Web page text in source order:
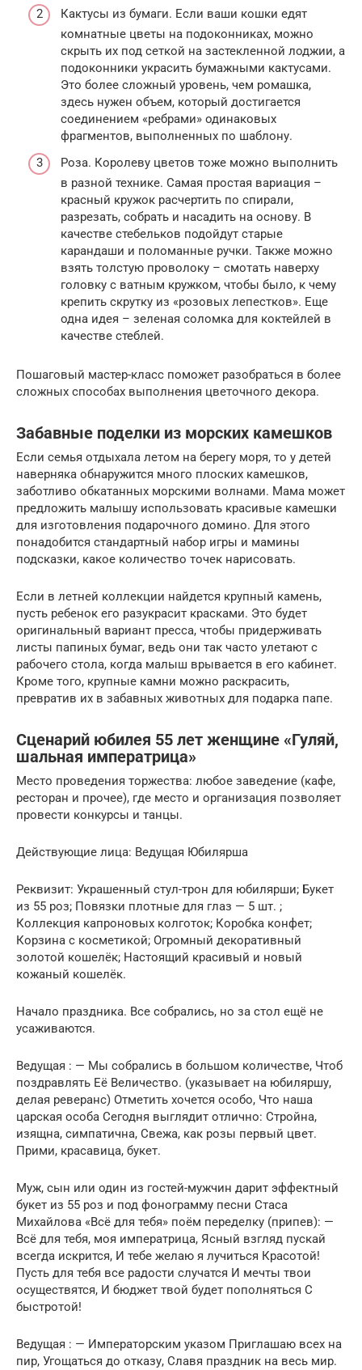
Кактусы из бумаги. Если ваши кошки едят
комнатные цветы на подоконниках, можно
скрыть их под сеткой на застекленной лоджии, а
подоконники украсить бумажными кактусами.
Это более сложный уровень, чем ромашка,
здесь нужен объем, который достигается
соединением «ребрами» одинаковых
фрагментов, выполненных по шаблону.
Роза. Королеву цветов тоже можно выполнить
в разной технике. Самая простая вариация –
красный кружок расчертить по спирали,
разрезать, собрать и насадить на основу. В
качестве стебельков подойдут старые
карандаши и поломанные ручки. Также можно
взять толстую проволоку – смотать наверху
головку с ватным кружком, чтобы было, к чему
крепить скрутку из «розовых лепестков». Еще
одна идея – зеленая соломка для коктейлей в
качестве стеблей.
Пошаговый мастер-класс поможет разобраться в более
сложных способах выполнения цветочного декора.
Забавные поделки из морских камешков
Если семья отдыхала летом на берегу моря, то у детей
наверняка обнаружится много плоских камешков,
заботливо обкатанных морскими волнами. Мама может
предложить малышу использовать красивые камешки
для изготовления подарочного домино. Для этого
понадобится стандартный набор игры и мамины
подсказки, какое количество точек нарисовать.
Если в летней коллекции найдется крупный камень,
пусть ребенок его разукрасит красками. Это будет
оригинальный вариант пресса, чтобы придерживать
листы папиных бумаг, ведь они так часто улетают с
рабочего стола, когда малыш врывается в его кабинет.
Кроме того, крупные камни можно раскрасить,
превратив их в забавных животных для подарка папе.
Сценарий юбилея 55 лет женщине «Гуляй,
шальная императрица»
Место проведения торжества: любое заведение (кафе,
ресторан и прочее), где место и организация позволяет
провести конкурсы и танцы.
Действующие лица: Ведущая Юбилярша
Реквизит: Украшенный стул-трон для юбилярши; Букет
из 55 роз; Повязки плотные для глаз — 5 шт. ;
Коллекция капроновых колготок; Коробка конфет;
Корзина с косметикой; Огромный декоративный
золотой кошелёк; Настоящий красивый и новый
кожаный кошелёк.
Начало праздника. Все собрались, но за стол ещё не
усаживаются.
Ведущая : — Мы собрались в большом количестве, Чтоб
поздравлять Её Величество. (указывает на юбиляршу,
делая реверанс) Отметить хочется особо, Что наша
царская особа Сегодня выглядит отлично: Стройна,
изящна, симпатична, Свежа, как розы первый цвет.
Прими, красавица, букет.
Муж, сын или один из гостей-мужчин дарит эффектный
букет из 55 роз и под фонограмму песни Стаса
Михайлова «Всё для тебя» поём переделку (припев): —
Всё для тебя, моя императрица, Ясный взгляд пускай
всегда искрится, И тебе желаю я лучиться Красотой!
Пусть для тебя все радости случатся И мечты твои
осуществятся, И бюджет твой будет пополняться С
быстротой!
Ведущая : — Императорским указом Приглашаю всех на
пир, Угощаться до отказу, Славя праздник на весь мир.